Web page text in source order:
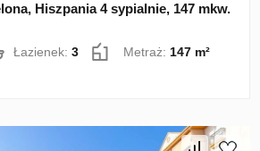
Hiszpania 4 sypialnie, 147 mkw.
Łazienek:3 Metraż: 147 m²